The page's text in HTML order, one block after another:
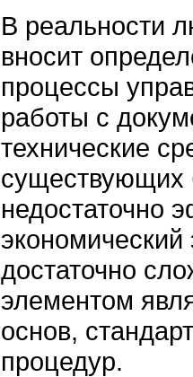
В реальности
вносит
процессы
работы с
технические
существующих
недостаточно
достаточно
элементом
основ,
процедур.